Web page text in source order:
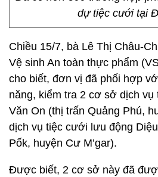
dự tiệc cưới tại
Chiều 15/7, bà Lê Thị Châu-
Vệ sinh An toàn thực phẩm
cho biết, đơn vị đã phối hợp
năng, kiểm tra 2 cơ sở dịch
Văn On (thị trấn Quảng Phú,
dịch vụ tiệc cưới lưu động
Pốk, huyện Cư M’gar).
Được biết, 2 cơ sở này đã